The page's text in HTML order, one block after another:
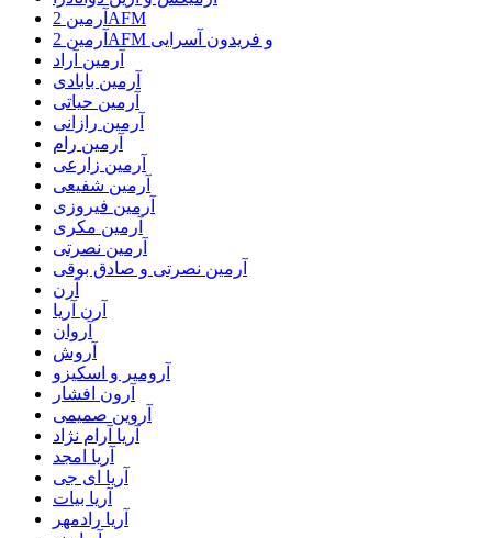
آرمین 2AFM
آرمین 2AFM و فریدون آسرایی
آرمین آراد
آرمین بابادی
آرمین حیاتی
آرمین رازانی
آرمین رام
آرمین زارعی
آرمین شفیعی
آرمین فیروزی
آرمین مکری
آرمین نصرتی
آرمین نصرتی و صادق بوقی
آرن
آرن آریا
آروان
آروش
آرومیر و اسکیزو
آرون افشار
آروین صمیمی
آریا آرام نژاد
آریا امجد
آریا ای جی
آریا بیات
آریا رادمهر